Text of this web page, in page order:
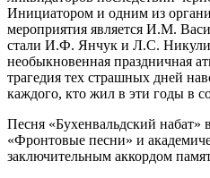
Инициатором и одним из
мероприятия является И.М.
стали И.Ф. Янчук и Л.С.
необыкновенная праздничная
трагедия тех страшных дней
каждого, кто жил в эти годы в
Песня «Бухенвальдский набат»
«Фронтовые песни» и
заключительным аккордом